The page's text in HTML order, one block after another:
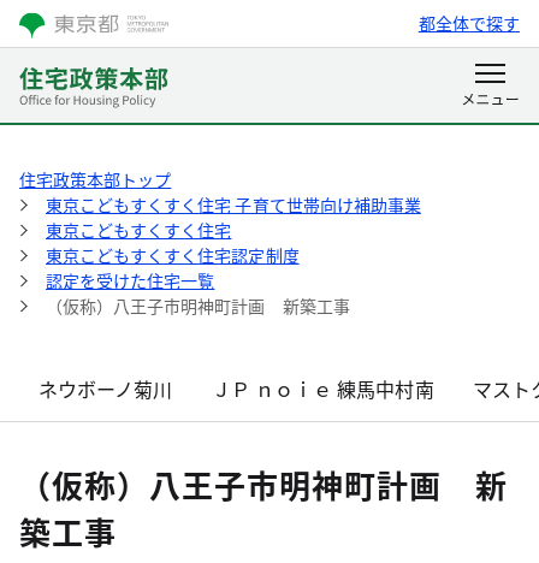
都全体で探す
住宅政策本部トップ
東京こどもすくすく住宅 子育て世帯向け補助事業
東京こどもすくすく住宅
東京こどもすくすく住宅認定制度
認定を受けた住宅一覧
（仮称）八王子市明神町計画 新築工事
ネウボーノ菊川 ＪＰ ｎｏｉｅ 練馬中村南 マスト
（仮称）八王子市明神町計画 新
築工事